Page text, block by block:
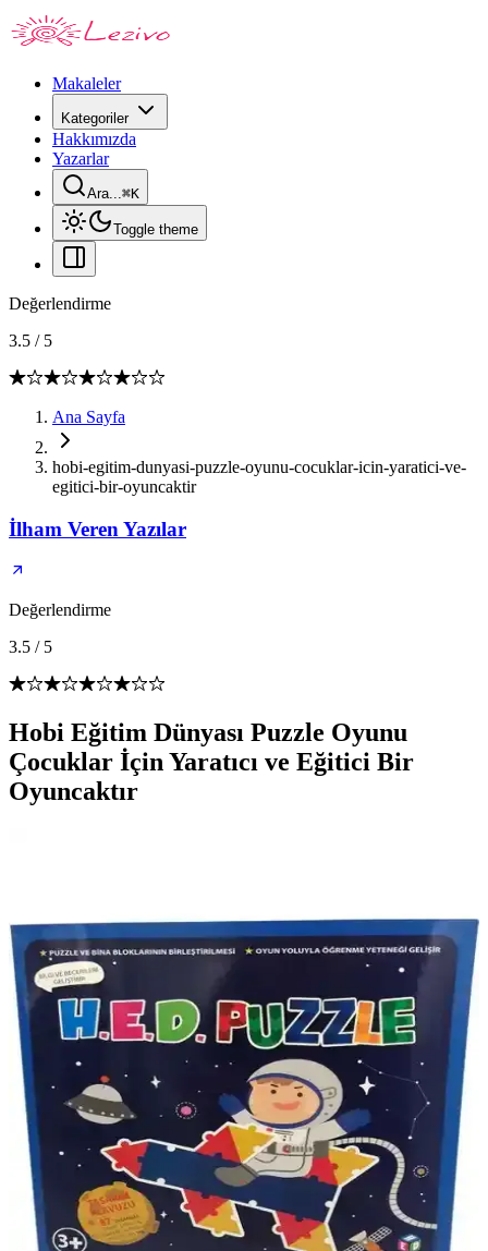
Makaleler
Kategoriler
Hakkımızda
Yazarlar
Ara...⌘K
Toggle theme
Değerlendirme
3.5 / 5
Ana Sayfa
hobi-egitim-dunyasi-puzzle-oyunu-cocuklar-icin-yaratici-ve-
egitici-bir-oyuncaktir
İlham Veren Yazılar
Değerlendirme
3.5 / 5
Hobi Eğitim Dünyası Puzzle Oyunu
Çocuklar İçin Yaratıcı ve Eğitici Bir
Oyuncaktır